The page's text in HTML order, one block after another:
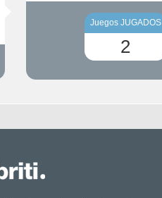
Juegos JUGADOS
2